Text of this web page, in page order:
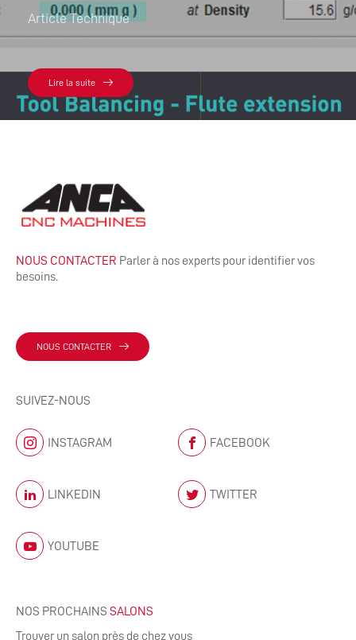
Article Technique
Lire la suite
NOUS CONTACTER Parler à nos experts pour identifier vos
besoins.
NOUS CONTACTER
SUIVEZ-NOUS
INSTAGRAM FACEBOOK
LINKEDIN TWITTER
YOUTUBE
NOS PROCHAINS SALONS
Trouver un salon près de chez vous